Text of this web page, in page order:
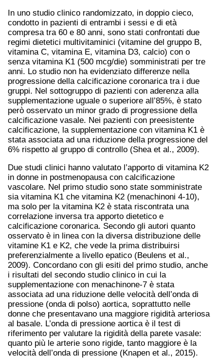
In uno studio clinico randomizzato, in doppio cieco,
condotto in pazienti di entrambi i sessi e di età
compresa tra 60 e 80 anni, sono stati confrontati due
regimi dietetici multivitaminici (vitamine del gruppo B,
vitamina C, vitamina E, vitamina D3, calcio) con o
senza vitamina K1 (500 mcg/die) somministrati per tre
anni. Lo studio non ha evidenziato differenze nella
progressione della calcificazione coronarica tra i due
gruppi. Nel sottogruppo di pazienti con aderenza alla
supplementazione uguale o superiore all’85%, è stato
però osservato un minor grado di progressione della
calcificazione vasale. Nei pazienti con preesistente
calcificazione, la supplementazione con vitamina K1 è
stata associata ad una riduzione della progressione del
6% rispetto al gruppo di controllo (Shea et al., 2009).
Due studi clinici hanno valutato l’apporto di vitamina K2
in donne in postmenopausa con calcificazione
vascolare. Nel primo studio sono state somministrate
sia vitamina K1 che vitamina K2 (menachinoni 4-10),
ma solo per la vitamina K2 è stata riscontrata una
correlazione inversa tra apporto dietetico e
calcificazione coronarica. Secondo gli autori quanto
osservato è in linea con la diversa distribuzione delle
vitamine K1 e K2, che vede la prima distribuirsi
preferenzialmente a livello epatico (Beulens et al.,
2009). Concordano con gli esiti del primo studio, anche
i risultati del secondo studio clinico in cui la
supplementazione con menachinone-7 è stata
associata ad una riduzione delle velocità dell’onda di
pressione (onda di polso) aortica, soprattutto nelle
donne che presentavano una maggiore rigidità arteriosa
al basale. L’onda di pressione aortica è il test di
riferimento per valutare la rigidità della parete vasale:
quanto più le arterie sono rigide, tanto maggiore è la
velocità dell’onda di pressione (Knapen et al., 2015).